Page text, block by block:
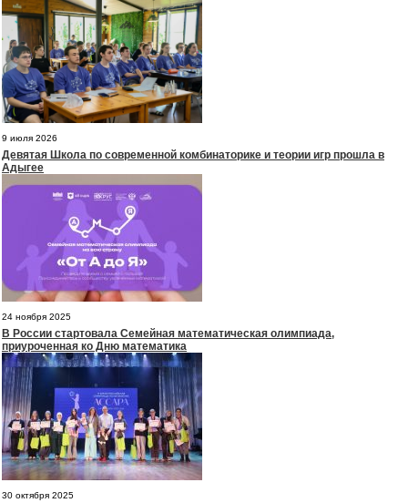
9 июля 2026
Девятая Школа по современной комбинаторике и теории игр прошла в
Адыгее
24 ноября 2025
В России стартовала Семейная математическая олимпиада,
приуроченная ко Дню математика
30 октября 2025